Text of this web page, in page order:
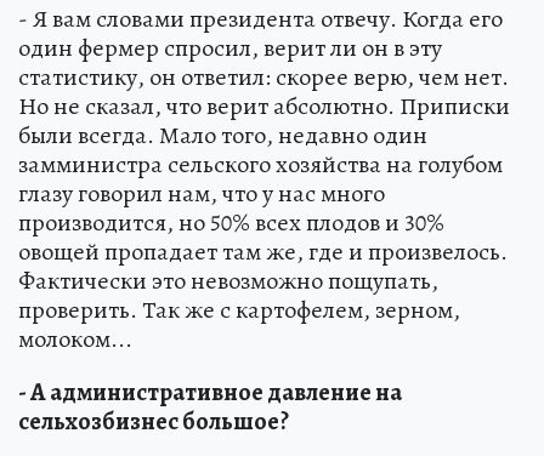
- Я вам словами президента отвечу. Когда его
один фермер спросил, верит ли он в эту
статистику, он ответил: скорее верю, чем нет.
Но не сказал, что верит абсолютно. Приписки
были всегда. Мало того, недавно один
замминистра сельского хозяйства на голубом
глазу говорил нам, что у нас много
производится, но 50% всех плодов и 30%
овощей пропадает там же, где и произвелось.
Фактически это невозможно пощупать,
проверить. Так же с картофелем, зерном,
молоком...
- А административное давление на
сельхозбизнес большое?